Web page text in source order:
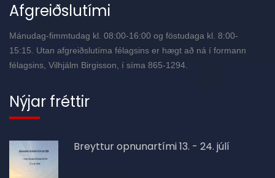
Afgreiðslutími
Mánudag-fimmtudag kl. 08:00-16:00 og föstudaga kl. 8:00-
15:15. Utan afgreiðslutíma félagsins er hægt að ná í formann
félagsins, Vilhjálm Birgisson, í síma 865-1294.
Nýjar fréttir
Breyttur opnunartími 13. - 24. júlí